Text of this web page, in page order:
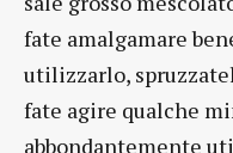
fate amalgamare
utilizzarlo,
fate agire qualche
abbondantemente